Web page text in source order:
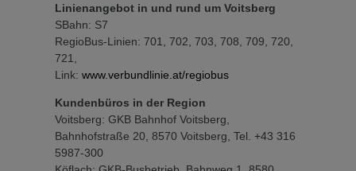
Linienangebot in und rund um Voitsberg
SBahn: S7
RegioBus-Linien: 701, 702, 703, 708, 709, 720,
721,
Link: www.verbundlinie.at/regiobus
Kundenbüros in der Region
Voitsberg: GKB Bahnhof Voitsberg,
Bahnhofstraße 20, 8570 Voitsberg, Tel. +43 316
5987-300